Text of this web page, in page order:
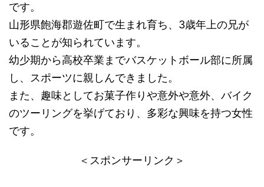
です。
​山形県飽海郡遊佐町で生まれ育ち、3歳年上の兄が
いることが知られています。
​幼少期から高校卒業までバスケットボール部に所属
し、スポーツに親しんできました。
​また、趣味としてお菓子作りや意外や意外、バイク
のツーリングを挙げており、多彩な興味を持つ女性
です。​
＜スポンサーリンク＞